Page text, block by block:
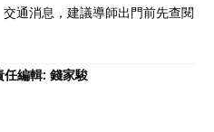
通消息，建議導師出門前先查閱
編輯: 錢家駿